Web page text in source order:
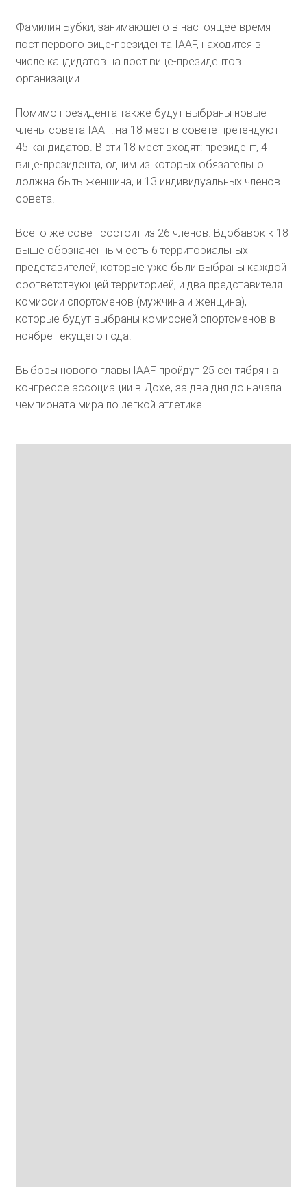
Фамилия Бубки, занимающего в настоящее время
пост первого вице-президента IAAF, находится в
числе кандидатов на пост вице-президентов
организации.
Помимо президента также будут выбраны новые
члены совета IAAF: на 18 мест в совете претендуют
45 кандидатов. В эти 18 мест входят: президент, 4
вице-президента, одним из которых обязательно
должна быть женщина, и 13 индивидуальных членов
совета.
Всего же совет состоит из 26 членов. Вдобавок к 18
выше обозначенным есть 6 территориальных
представителей, которые уже были выбраны каждой
соответствующей территорией, и два представителя
комиссии спортсменов (мужчина и женщина),
которые будут выбраны комиссией спортсменов в
ноябре текущего года.
Выборы нового главы IAAF пройдут 25 сентября на
конгрессе ассоциации в Дохе, за два дня до начала
чемпионата мира по легкой атлетике.